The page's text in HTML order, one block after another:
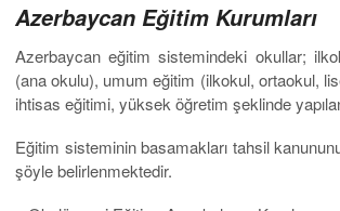
Azerbaycan Eğitim Kurumları
Azerbaycan eğitim sistemindeki okullar;
(ana okulu), umum eğitim (ilkokul, ortaokul,
ihtisas eğitimi, yüksek öğretim şeklinde
Eğitim sisteminin basamakları tahsil
şöyle belirlenmektedir.